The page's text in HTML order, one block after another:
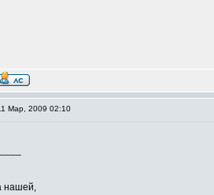
Мар, 2009 02:10
нашей,